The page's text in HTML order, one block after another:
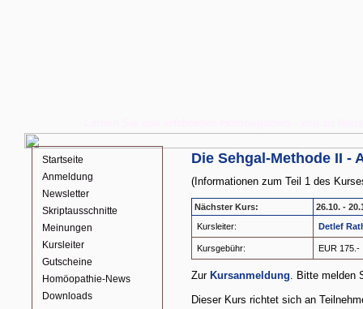
Startseite
Anmeldung
Newsletter
Skriptausschnitte
Meinungen
Kursleiter
Gutscheine
Homöopathie-News
Downloads
Die Sehgal-Methode II -
(Informationen zum Teil 1 des
Nächster Kurs:
26.10. -
Kursleiter:
Detlef
Kursgebühr: EUR 175.-
Zur Kursanmeldung. Bitte melden
Dieser Kurs richtet sich an